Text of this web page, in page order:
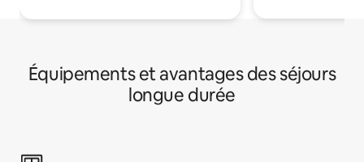
Équipements et avantages des séjours
longue durée